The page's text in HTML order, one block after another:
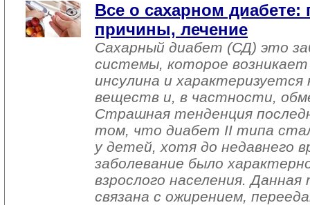
Все о сахарном
причины, лечение
Сахарный диабет (СД) это
системы, которое
инсулина и
веществ и, в частности,
Страшная тенденция
том, что диабет II типа
у детей, хотя до недавнего
заболевание было
взрослого населения.
связана с ожирением,